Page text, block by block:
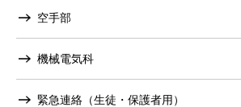
空手部
機械電気科
緊急連絡（生徒・保護者用）